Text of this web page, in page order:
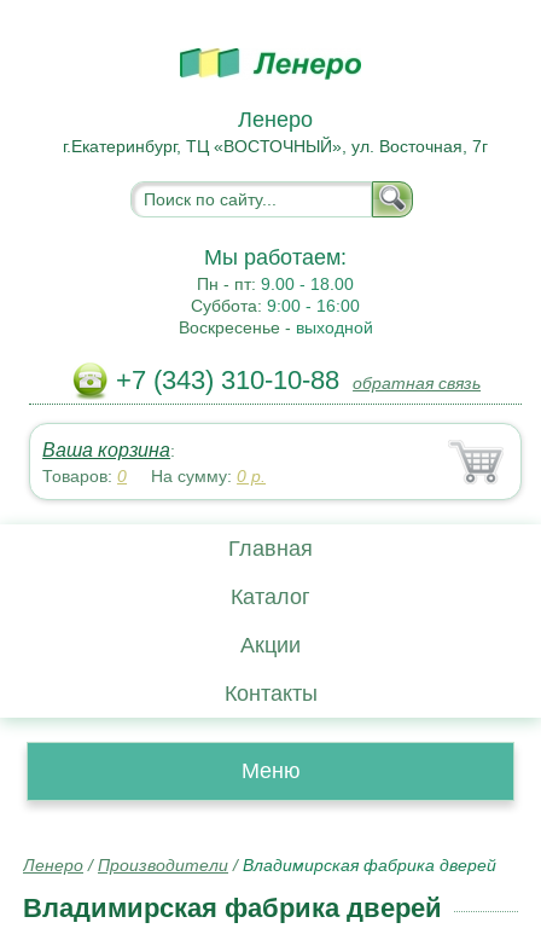
Ленеро
г.Екатеринбург, ТЦ «ВОСТОЧНЫЙ», ул. Восточная, 7г
Мы работаем:
Пн - пт:9.00 - 18.00
Суббота:9:00 - 16:00
Воскресенье - выходной
+7 (343) 310-10-88 обратная связь
Ваша корзина:
Товаров:0 На сумму:0 р.
Главная
Каталог
Акции
Контакты
Меню
Ленеро /Производители /Владимирская фабрика дверей
Владимирская фабрика дверей